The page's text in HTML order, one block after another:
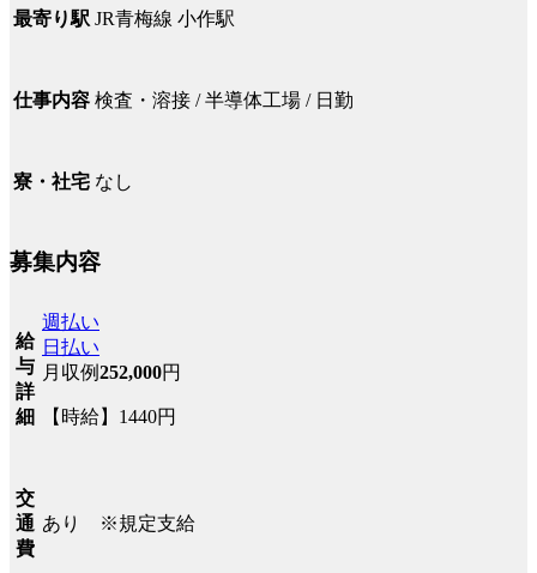
最寄り駅 JR青梅線 小作駅
仕事内容 検査・溶接 / 半導体工場 / 日勤
寮・社宅 なし
募集内容
給
与
詳
細
週払い
日払い
月収例252,000円
【時給】1440円
交
通
費
あり ※規定支給